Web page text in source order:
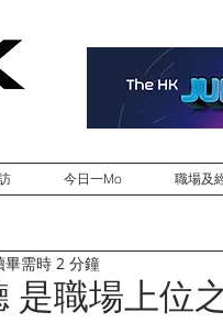
今日一Mo 職場及
是職場上位
畢需時 2 分鐘